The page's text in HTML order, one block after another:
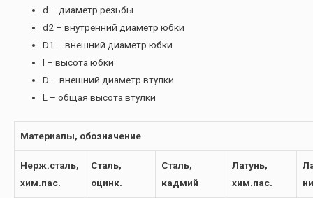
d – диаметр резьбы
d2 – внутренний диаметр юбки
D1 – внешний диаметр юбки
l – высота юбки
D – внешний диаметр втулки
L – общая высота втулки
Материалы, обозначение
Нерж.сталь,
хим.пас.
Сталь,
оцинк.
Сталь,
кадмий
Латунь,
хим.пас.